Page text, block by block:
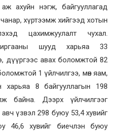
ахуйн нэгж, байгууллагад
хүртээмж хийгээд хотын
цахимжуулалт чухал.
шууд харьяа 33
дүүргээс авах боломжтой 82
1 үйлчилгээ, мөн яам,
харьяа 8 байгууллагын 198
байна. Дээрх үйлчилгээг
үзвэл 298 буюу 53,4 хувийг
46,6 хувийг биечлэн буюу